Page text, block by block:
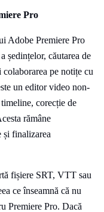
Pro
Adobe Premiere Pro
ședințelor, căutarea de
pe notițe cu
un editor video non-
corecție de
rămâne
și finalizarea
fișiere SRT, VTT sau
ce înseamnă că nu
Premiere Pro. Dacă